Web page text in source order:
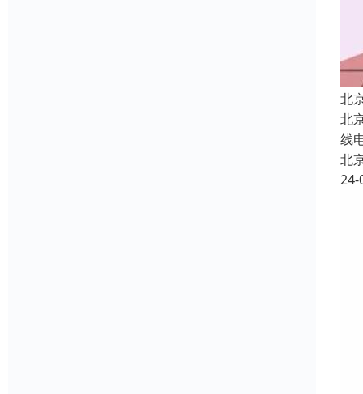
北
北
线
北
24-